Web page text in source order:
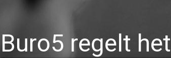
Buro5 regelt het